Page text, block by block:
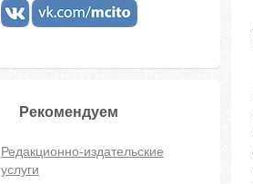
Рекомендуем
Редакционно-издательские
услуги